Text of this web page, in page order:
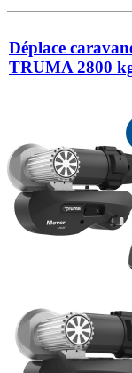
Déplace
TRUMA 2800